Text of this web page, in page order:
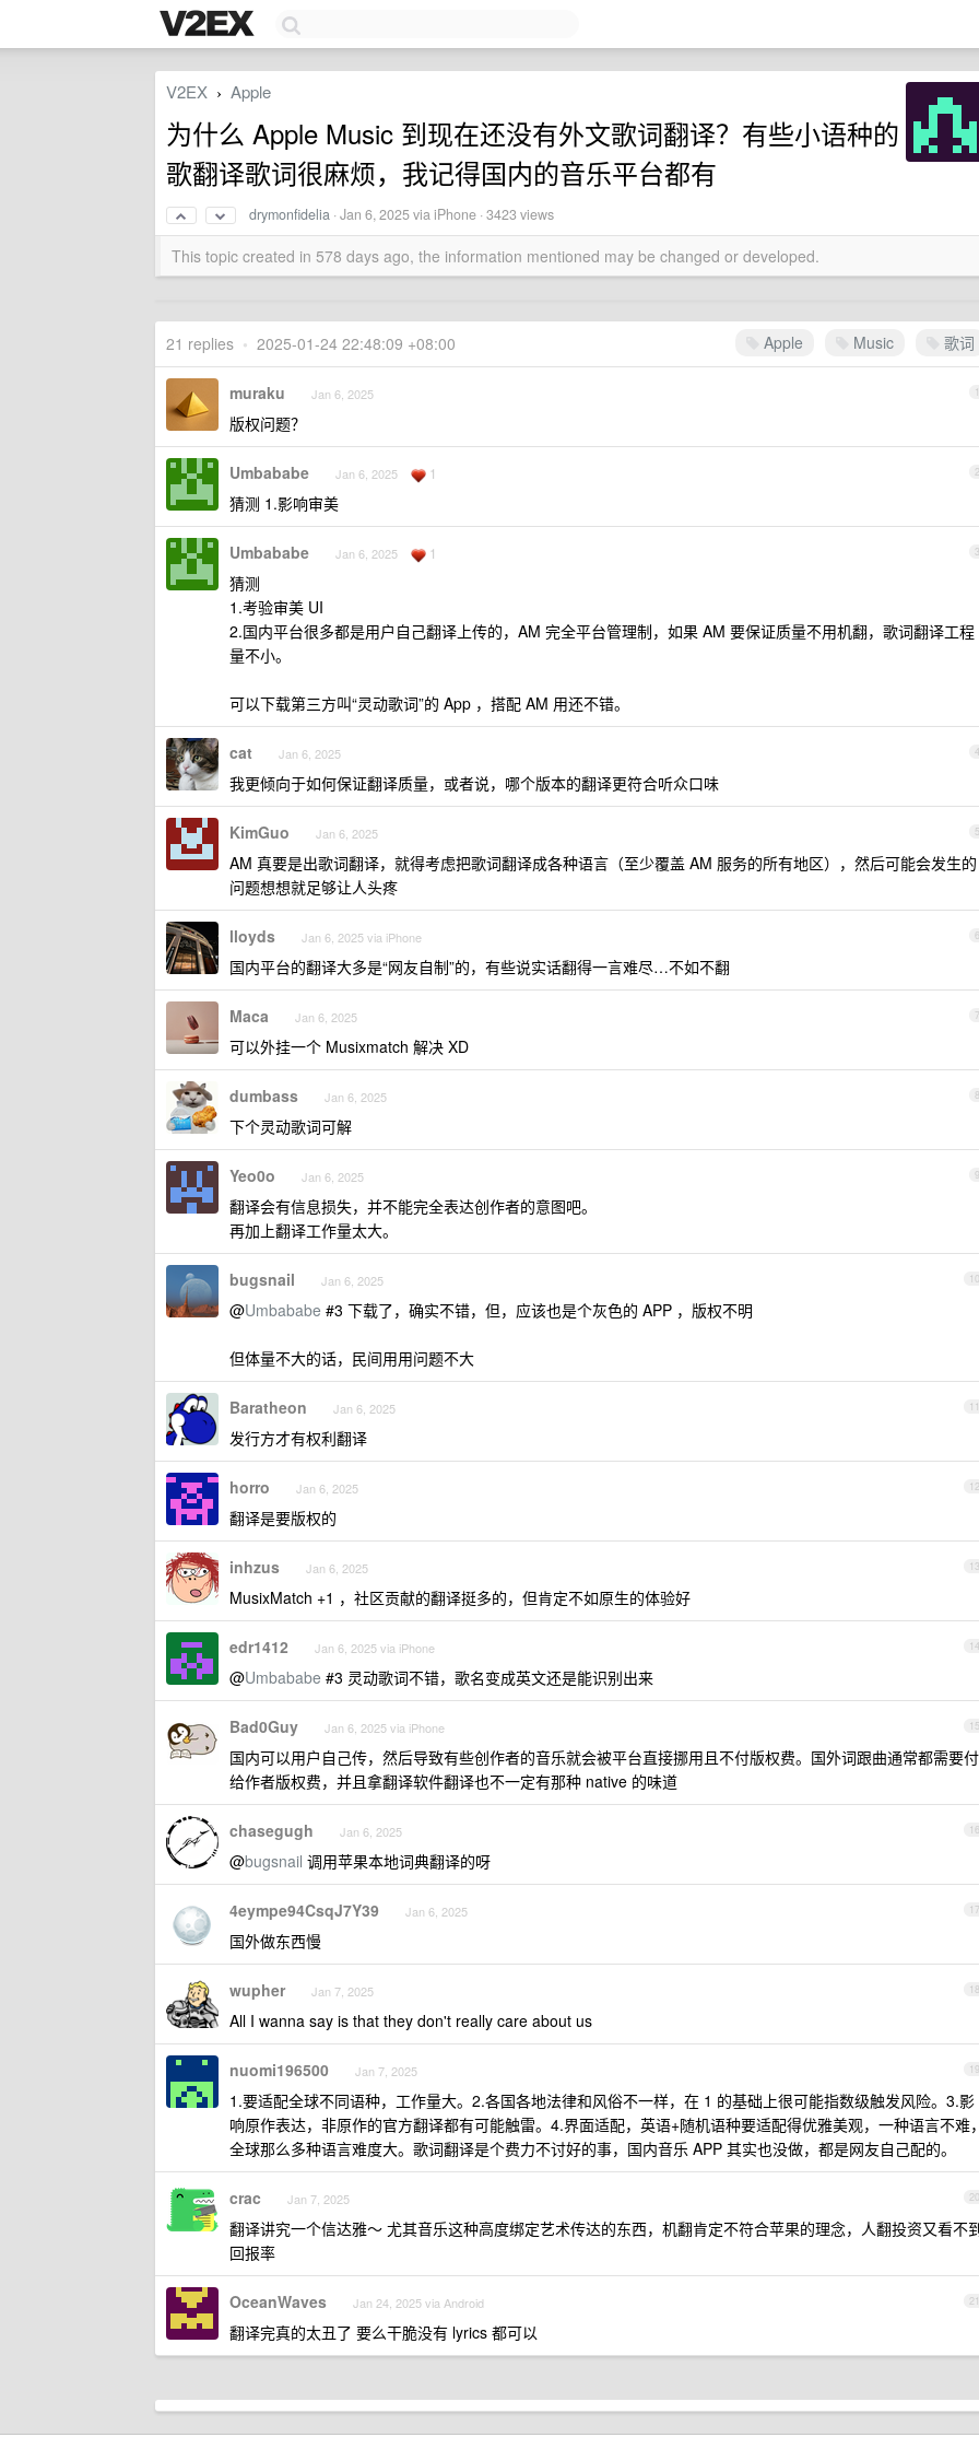
V2EX › Apple
为什么 Apple Music 到现在还没有外文歌词翻译？有些小语种的
歌翻译歌词很麻烦，我记得国内的音乐平台都有
drymonfidelia ·Jan 6, 2025via iPhone · 3423 views
This topic created in 578 days ago, the information mentioned may be changed or developed.
Apple Music 歌词
21 replies • 2025-01-24 22:48:09 +08:00
1
muraku Jan 6, 2025
版权问题？
2
Umbababe Jan 6, 2025 1
猜测 1.影响审美
3
Umbababe Jan 6, 2025 1
猜测
1.考验审美 UI
2.国内平台很多都是用户自己翻译上传的，AM 完全平台管理制，如果 AM 要保证质量不用机翻，歌词翻译工程
量不小。
可以下载第三方叫“灵动歌词”的 App ，搭配 AM 用还不错。
4
cat Jan 6, 2025
我更倾向于如何保证翻译质量，或者说，哪个版本的翻译更符合听众口味
5
KimGuo Jan 6, 2025
AM 真要是出歌词翻译，就得考虑把歌词翻译成各种语言（至少覆盖 AM 服务的所有地区），然后可能会发生的
问题想想就足够让人头疼
6
lloyds Jan 6, 2025 via iPhone
国内平台的翻译大多是“网友自制”的，有些说实话翻得一言难尽…不如不翻
7
Maca Jan 6, 2025
可以外挂一个 Musixmatch 解决 XD
8
dumbass Jan 6, 2025
下个灵动歌词可解
9
Yeo0o Jan 6, 2025
翻译会有信息损失，并不能完全表达创作者的意图吧。
再加上翻译工作量太大。
10
bugsnail Jan 6, 2025
@Umbababe #3 下载了，确实不错，但，应该也是个灰色的 APP ，版权不明
但体量不大的话，民间用用问题不大
11
Baratheon Jan 6, 2025
发行方才有权利翻译
12
horro Jan 6, 2025
翻译是要版权的
13
inhzus Jan 6, 2025
MusixMatch +1 ，社区贡献的翻译挺多的，但肯定不如原生的体验好
14
edr1412 Jan 6, 2025 via iPhone
@Umbababe #3 灵动歌词不错，歌名变成英文还是能识别出来
15
Bad0Guy Jan 6, 2025 via iPhone
国内可以用户自己传，然后导致有些创作者的音乐就会被平台直接挪用且不付版权费。国外词跟曲通常都需要付
给作者版权费，并且拿翻译软件翻译也不一定有那种 native 的味道
16
chasegugh Jan 6, 2025
@bugsnail 调用苹果本地词典翻译的呀
17
4eympe94CsqJ7Y39 Jan 6, 2025
国外做东西慢
18
wupher Jan 7, 2025
All I wanna say is that they don't really care about us
19
nuomi196500 Jan 7, 2025
1.要适配全球不同语种，工作量大。2.各国各地法律和风俗不一样，在 1 的基础上很可能指数级触发风险。3.影
响原作表达，非原作的官方翻译都有可能触雷。4.界面适配，英语+随机语种要适配得优雅美观，一种语言不难，
全球那么多种语言难度大。歌词翻译是个费力不讨好的事，国内音乐 APP 其实也没做，都是网友自己配的。
20
crac Jan 7, 2025
翻译讲究一个信达雅～ 尤其音乐这种高度绑定艺术传达的东西，机翻肯定不符合苹果的理念，人翻投资又看不
回报率
21
OceanWaves Jan 24, 2025 via Android
翻译完真的太丑了 要么干脆没有 lyrics 都可以